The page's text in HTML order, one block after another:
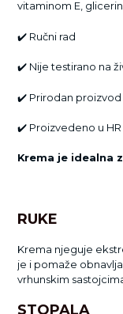
vitaminom E,
✔️ Ručni rad
✔️ Nije testirano na
✔️ Prirodan proizvod
✔️ Proizvedeno u HR
Krema je idealna
RUKE
Krema njeguje
je i pomaže
vrhunskim
STOPALA